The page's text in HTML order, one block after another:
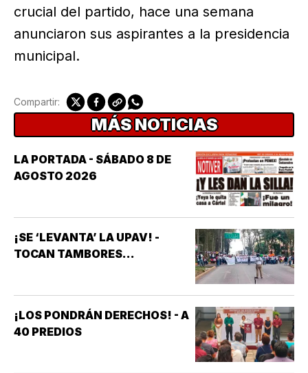
crucial del partido, hace una semana
anunciaron sus aspirantes a la presidencia
municipal.
Compartir:
MÁS NOTICIAS
LA PORTADA - SÁBADO 8 DE
AGOSTO 2026
¡SE ‘LEVANTA’ LA UPAV! -
TOCAN TAMBORES...
¡LOS PONDRÁN DERECHOS! - A
40 PREDIOS